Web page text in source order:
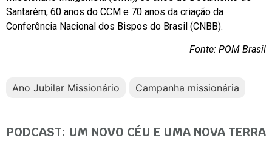
Santarém, 60 anos do CCM e 70 anos da criação da
Conferência Nacional dos Bispos do Brasil (CNBB).
Fonte: POM Brasil
Ano Jubilar Missionário Campanha missionária
PODCAST: UM NOVO CÉU E UMA NOVA TERRA